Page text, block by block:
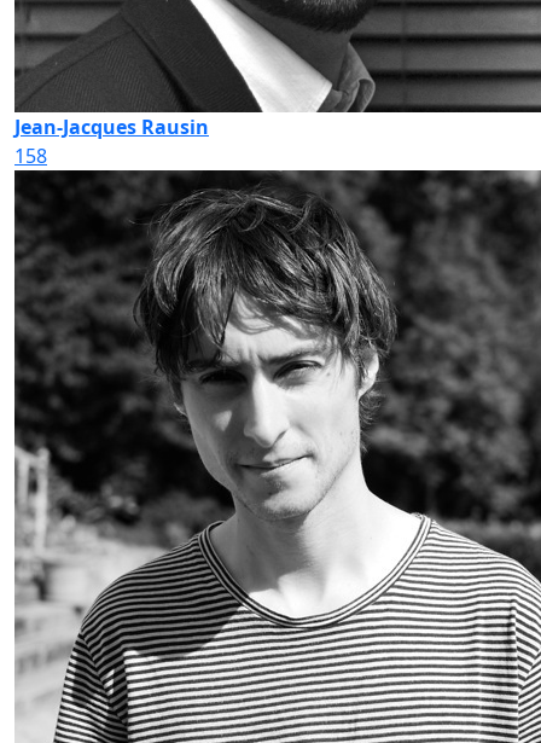
Jean-Jacques Rausin
158